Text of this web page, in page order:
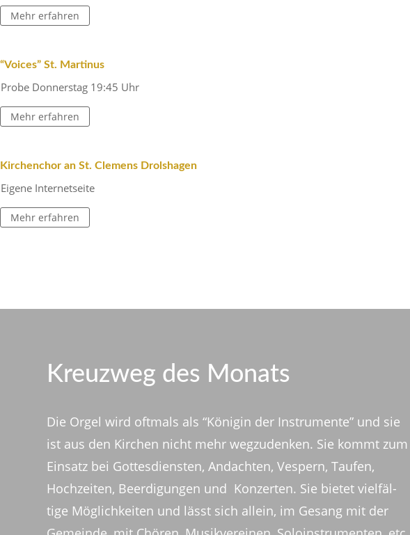
Mehr erfahren
“Voices” St. Martinus
Probe Donnerstag 19:45 Uhr
Mehr erfahren
Kirchen­chor an St. Clemens Drolshagen
Eigene Inter­net­seite
Mehr erfahren
Kreuzweg des Monats
Die Orgel wird oftmals als “Königin der Instru­mente” und sie
ist aus den Kirchen nicht mehr wegzu­denken. Sie kommt zum
Einsatz bei Gottes­diensten, Andachten, Vespern, Taufen,
Hoch­zeiten, Beer­di­gungen und Konzerten. Sie bietet viel­fäl­
tige Möglich­keiten und lässt sich allein, im Gesang mit der